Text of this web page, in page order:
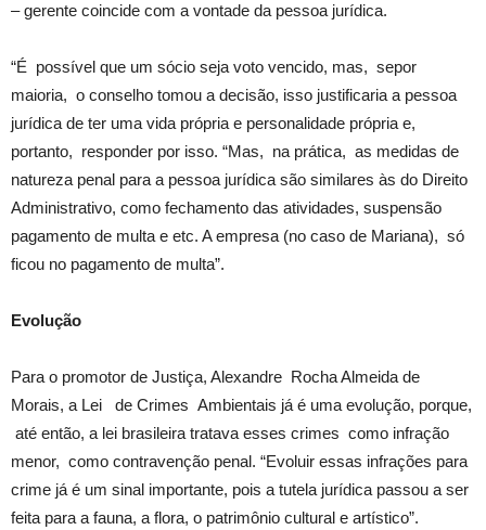
– gerente coincide com a vontade da pessoa jurídica.
“É possível que um sócio seja voto vencido, mas, sepor
maioria, o conselho tomou a decisão, isso justificaria a pessoa
jurídica de ter uma vida própria e personalidade própria e,
portanto, responder por isso. “Mas, na prática, as medidas de
natureza penal para a pessoa jurídica são similares às do Direito
Administrativo, como fechamento das atividades, suspensão
pagamento de multa e etc. A empresa (no caso de Mariana), só
ficou no pagamento de multa”.
Evolução
Para o promotor de Justiça, Alexandre Rocha Almeida de
Morais, a Lei de Crimes Ambientais já é uma evolução, porque,
até então, a lei brasileira tratava esses crimes como infração
menor, como contravenção penal. “Evoluir essas infrações para
crime já é um sinal importante, pois a tutela jurídica passou a ser
feita para a fauna, a flora, o patrimônio cultural e artístico”.